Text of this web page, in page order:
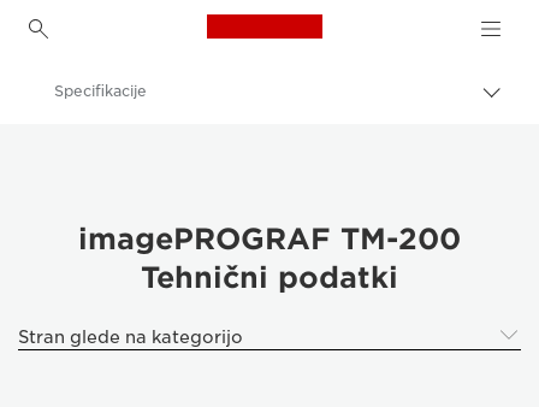
Canon Logo, back to
Poslovni izdelki
High-Quality Large Format Printers for CAD/GIS and Stunning Graphics
Specifikacije
imagePROGRAF TM-200
Tehnični podatki
Stran glede na kategorijo